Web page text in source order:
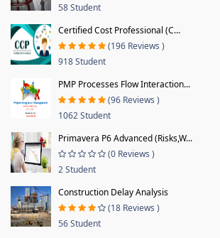
58 Student
Certified Cost Professional (C...
(196 Reviews )
918 Student
PMP Processes Flow Interaction...
(96 Reviews )
1062 Student
Primavera P6 Advanced (Risks,W...
(0 Reviews )
2 Student
Construction Delay Analysis
(18 Reviews )
56 Student